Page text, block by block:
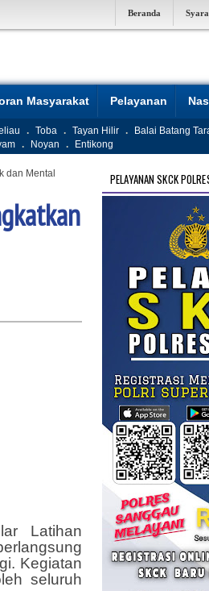
Beranda
Masyarakat Pelayanan
. Toba . Tayan Hilir . Balai Batang
. Noyan . Entikong
dan Mental
Latihan
Kegiatan
seluruh
PELAYANAN SKCK